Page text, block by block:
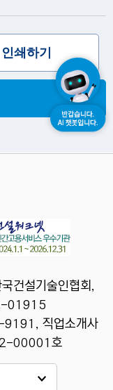
인쇄하기
건설기술인협회,
01915
9191, 직업소개사
00001호